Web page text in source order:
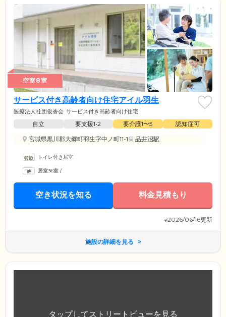
空室8室
サービス付き高齢者向け住宅アイル羽生
医療法人社団俊香会 サービス付き高齢者向け住宅
自立 要支援1•2 要介護1〜5
認知症可
宮城県黒川郡大郷町羽生字中ノ町11-1
品井沼駅
トイレ付き居室
居室36室 /
空き状況を知る 料金見積もり
※2026/06/16更新
施設の詳細を見る